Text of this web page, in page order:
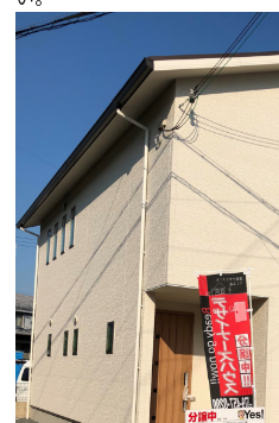
おすすめ分譲地
手間ひまかけた家づくり
KATSUMIの標準仕様 和暮-なごみ-
素材とデザイン
耐震性能+制震性能
断熱・気密性能と快適性